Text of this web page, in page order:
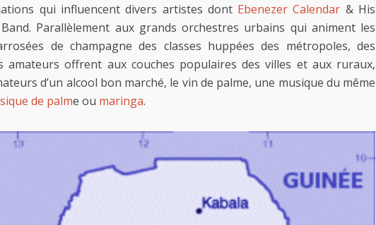
qui influencent divers artistes dont Ebenezer Calendar & His
Parallèlement aux grands orchestres urbains qui animent les
de champagne des classes huppées des métropoles, des
amateurs offrent aux couches populaires des villes et aux ruraux,
d’un alcool bon marché, le vin de palme, une musique du même
de palme ou maringa.